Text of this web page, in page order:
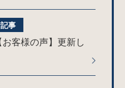
事
客様の声】更新し